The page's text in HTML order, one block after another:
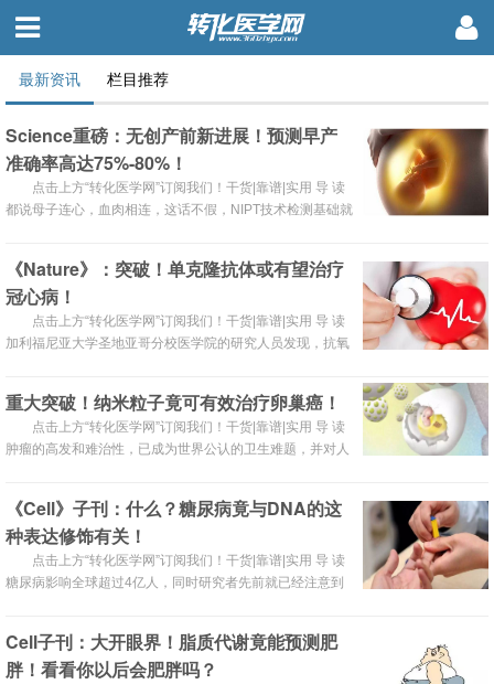
最新资讯 栏目推荐
Science重磅：无创产前新进展！预测早产
准确率高达75%-80%！
点击上方“转化医学网”订阅我们！干货|靠谱|实用 导 读
都说母子连心，血肉相连，这话不假，NIPT技术检测基础就
了，利用的是母体血液中胎儿组织的游离RNA（cfRNA）记
录来监测的，准确率高达75％至80％，而且该技术还可用
于估测孕周和预产期。早产儿是围产儿死亡率和病率的首要
《Nature》：突破！单克隆抗体或有望治疗
冠心病！
点击上方“转化医学网”订阅我们！干货|靠谱|实用 导 读
加利福尼亚大学圣地亚哥分校医学院的研究人员发现，抗氧
中，抗体还能保护小鼠免受动脉斑块形成，动脉硬化和肝脏
疾病的侵袭，并延长其寿命。这篇文章发表于近日的
《Nature》杂志。动脉粥样硬化是心肌梗死和脑梗死的核心
重大突破！纳米粒子竟可有效治疗卵巢癌！
点击上方“转化医学网”订阅我们！干货|靠谱|实用 导 读
肿瘤的高发和难治性，已成为世界公认的卫生难题，并对人
239000例卵巢癌新增病例，其中152000人死于该病；而在
美国，每年至少有20000名妇女被诊断为卵巢癌。肿瘤复发
和转移是70%的晚期卵巢癌病人在被诊断后的5年内死
《Cell》子刊：什么？糖尿病竟与DNA的这
种表达修饰有关！
点击上方“转化医学网”订阅我们！干货|靠谱|实用 导 读
糖尿病影响全球超过4亿人，同时研究者先前就已经注意到
常见的内科疾病也与表观遗传学相关。近日，发表于
《Cell Metabolism》杂志上的文章阐明了表观遗传学在糖
Cell子刊：大开眼界！脂质代谢竟能预测肥
胖！看看你以后会肥胖吗？